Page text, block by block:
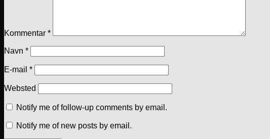
Kommentar *
Navn *
E-mail *
Websted
Notify me of follow-up comments by email.
Notify me of new posts by email.